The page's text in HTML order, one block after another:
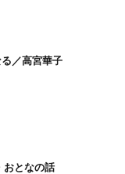
／高宮華子
おとなの話